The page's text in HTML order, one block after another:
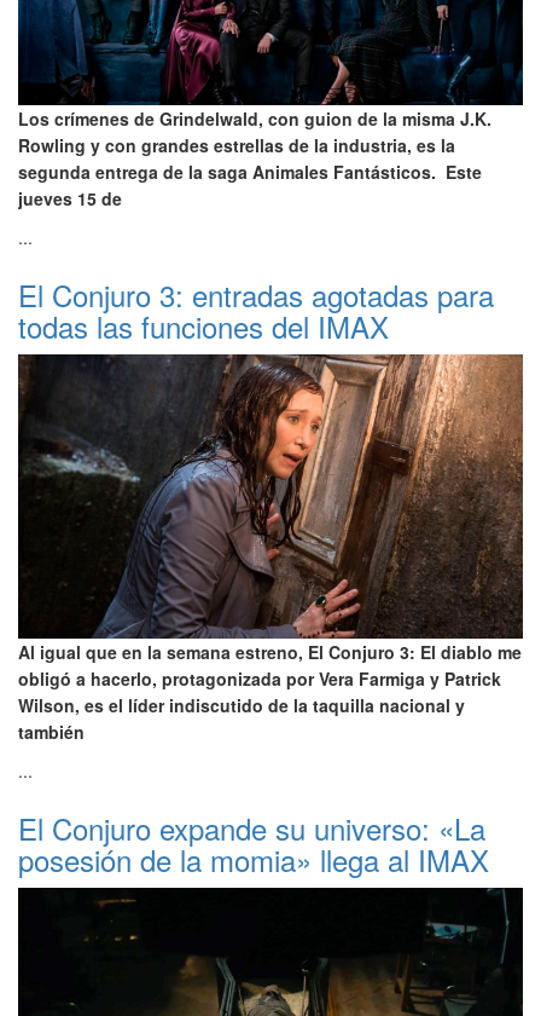
Los crímenes de Grindelwald, con guion de la misma J.K.
Rowling y con grandes estrellas de la industria, es la
segunda entrega de la saga Animales Fantásticos. Este
jueves 15 de
...
El Conjuro 3: entradas agotadas para
todas las funciones del IMAX
Al igual que en la semana estreno, El Conjuro 3: El diablo me
obligó a hacerlo, protagonizada por Vera Farmiga y Patrick
Wilson, es el líder indiscutido de la taquilla nacional y
también
...
El Conjuro expande su universo: «La
posesión de la momia» llega al IMAX